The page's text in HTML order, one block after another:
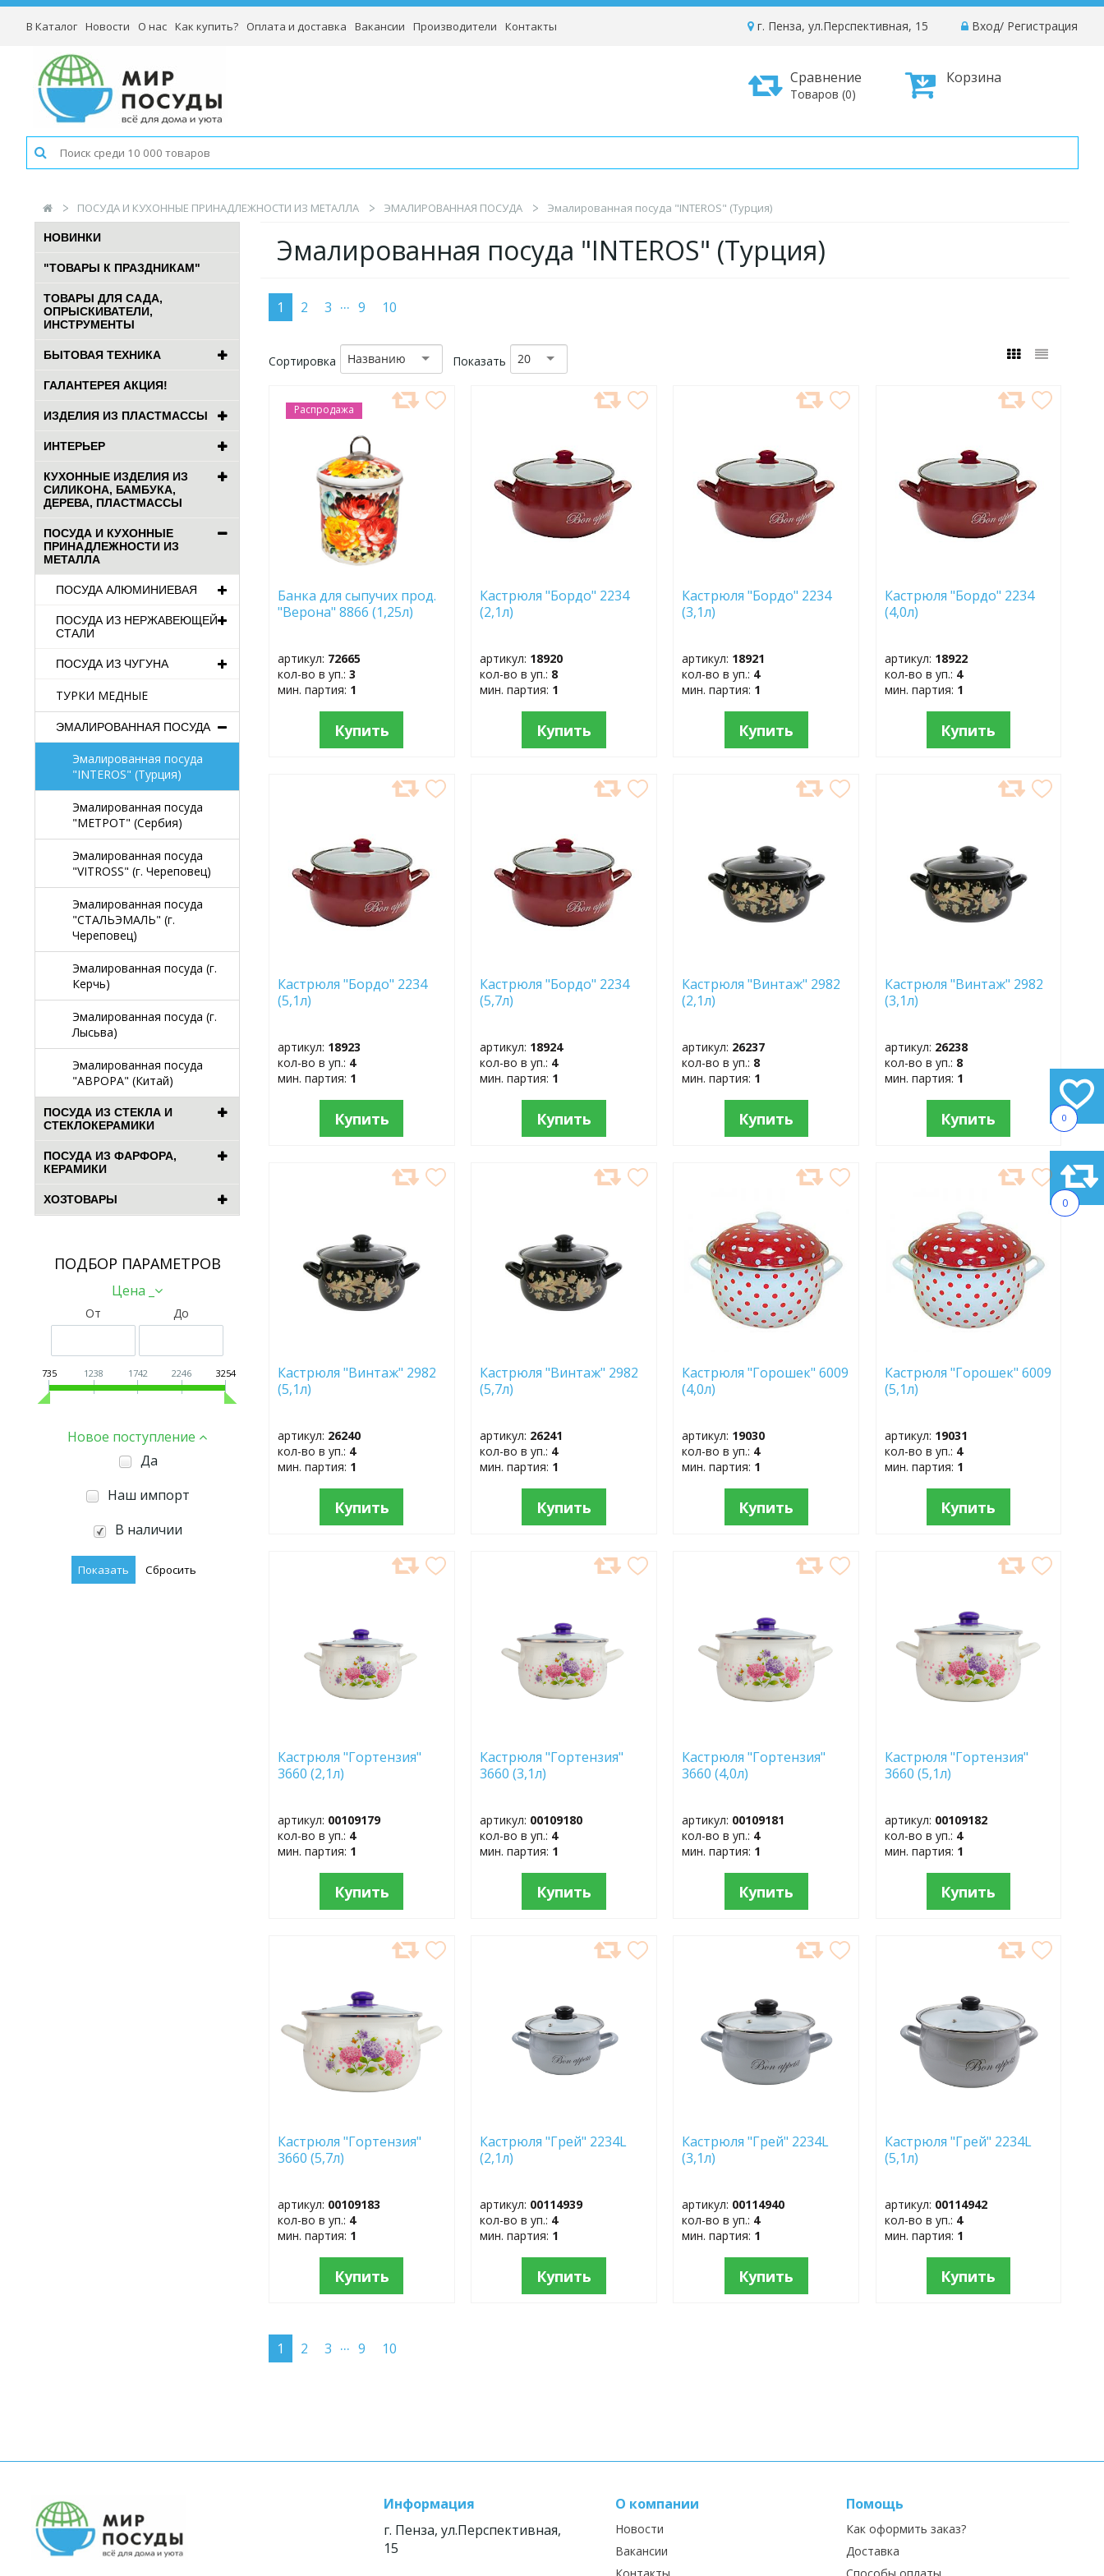
0
0
В Каталог Новости О нас Как купить? Оплата и доставка Вакансии Производители Контакты Вход/ Регистрация
г. Пенза, ул.Перспективная, 15
Корзина
Сравнение
Товаров (0)
ПОСУДА И КУХОННЫЕ ПРИНАДЛЕЖНОСТИ ИЗ МЕТАЛЛА ЭМАЛИРОВАННАЯ ПОСУДА Эмалированная посуда "INTEROS" (Турция)
НОВИНКИ
"ТОВАРЫ К ПРАЗДНИКАМ"
ТОВАРЫ ДЛЯ САДА,
ОПРЫСКИВАТЕЛИ,
ИНСТРУМЕНТЫ
БЫТОВАЯ ТЕХНИКА
ГАЛАНТЕРЕЯ АКЦИЯ!
ИЗДЕЛИЯ ИЗ ПЛАСТМАССЫ
ИНТЕРЬЕР
КУХОННЫЕ ИЗДЕЛИЯ ИЗ
СИЛИКОНА, БАМБУКА,
ДЕРЕВА, ПЛАСТМАССЫ
ПОСУДА И КУХОННЫЕ
ПРИНАДЛЕЖНОСТИ ИЗ
МЕТАЛЛА
ПОСУДА АЛЮМИНИЕВАЯ
ПОСУДА ИЗ НЕРЖАВЕЮЩЕЙ
СТАЛИ
ПОСУДА ИЗ ЧУГУНА
ТУРКИ МЕДНЫЕ
ЭМАЛИРОВАННАЯ ПОСУДА
Эмалированная посуда
"INTEROS" (Турция)
Эмалированная посуда
"МЕТРОТ" (Сербия)
Эмалированная посуда
"VITROSS" (г. Череповец)
Эмалированная посуда
"СТАЛЬЭМАЛЬ" (г.
Череповец)
Эмалированная посуда (г.
Керчь)
Эмалированная посуда (г.
Лысьва)
Эмалированная посуда
"АВРОРА" (Китай)
ПОСУДА ИЗ СТЕКЛА И
СТЕКЛОКЕРАМИКИ
ПОСУДА ИЗ ФАРФОРА,
КЕРАМИКИ
ХОЗТОВАРЫ
ПОДБОР ПАРАМЕТРОВ
Цена _
От До
735 1238 1742 2246 3254
Новое поступление
Да
Наш импорт
В наличии
Эмалированная посуда "INTEROS" (Турция)
1 2 3 ... 9 10
Сортировка Названию Показать 20
Распродажа
ДОБАВИТЬ
В
ИЗБРАННОЕ
Банка для сыпучих прод.
"Верона" 8866 (1,25л)
артикул: 72665
кол-во в уп.:3
мин. партия: 1
Купить
Кастрюля "Бордо" 2234
(2,1л)
артикул: 18920
кол-во в уп.: 8
мин. партия: 1
Купить
Кастрюля "Бордо" 2234
(3,1л)
артикул: 18921
кол-во в уп.: 4
мин. партия: 1
Купить
Кастрюля "Бордо" 2234
(4,0л)
артикул: 18922
кол-во в уп.: 4
мин. партия: 1
Купить
Кастрюля "Бордо" 2234
(5,1л)
артикул: 18923
кол-во в уп.: 4
мин. партия: 1
Купить
Кастрюля "Бордо" 2234
(5,7л)
артикул: 18924
кол-во в уп.: 4
мин. партия: 1
Купить
Кастрюля "Винтаж" 2982
(2,1л)
артикул: 26237
кол-во в уп.: 8
мин. партия: 1
Купить
Кастрюля "Винтаж" 2982
(3,1л)
артикул: 26238
кол-во в уп.: 8
мин. партия: 1
Купить
Кастрюля "Винтаж" 2982
(5,1л)
артикул: 26240
кол-во в уп.: 4
мин. партия: 1
Купить
Кастрюля "Винтаж" 2982
(5,7л)
артикул: 26241
кол-во в уп.: 4
мин. партия: 1
Купить
ИЗБРАННОЕ
Кастрюля "Горошек" 6009
(4,0л)
артикул: 19030
кол-во в уп.: 4
мин. партия: 1
Купить
ИЗБРАННОЕ
Кастрюля "Горошек" 6009
(5,1л)
артикул: 19031
кол-во в уп.: 4
мин. партия: 1
Купить
Кастрюля "Гортензия"
3660 (2,1л)
артикул: 00109179
кол-во в уп.: 4
мин. партия: 1
Купить
Кастрюля "Гортензия"
3660 (3,1л)
артикул: 00109180
кол-во в уп.: 4
мин. партия: 1
Купить
Кастрюля "Гортензия"
3660 (4,0л)
артикул: 00109181
кол-во в уп.: 4
мин. партия: 1
Купить
Кастрюля "Гортензия"
3660 (5,1л)
артикул: 00109182
кол-во в уп.: 4
мин. партия: 1
Купить
Кастрюля "Гортензия"
3660 (5,7л)
артикул: 00109183
кол-во в уп.: 4
мин. партия: 1
Купить
Кастрюля "Грей" 2234L
(2,1л)
артикул: 00114939
кол-во в уп.: 4
мин. партия: 1
Купить
Кастрюля "Грей" 2234L
(3,1л)
артикул: 00114940
кол-во в уп.: 4
мин. партия: 1
Купить
Кастрюля "Грей" 2234L
(5,1л)
артикул: 00114942
кол-во в уп.: 4
мин. партия: 1
Купить
1 2 3 ... 9 10
Информация
г. Пенза, ул.Перспективная,
15
О компании
Новости
Вакансии
Помощь
Как оформить заказ?
Доставка